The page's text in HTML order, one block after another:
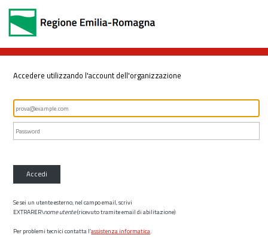
Accedere utilizzando l'account dell'organizzazione
Accedi
Se sei un utente esterno, nel campo email, scrivi
EXTRARER\nome utente(ricevuto tramite email di abilitazione)
Per problemi tecnici contatta l’assistenza informatica.